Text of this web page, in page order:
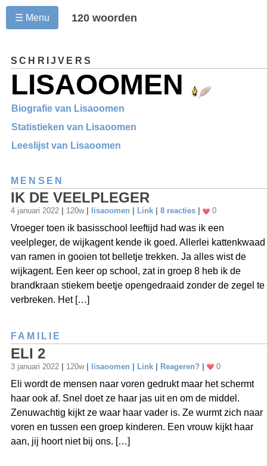
☰ Menu 120 woorden
SCHRIJVERS
LISAOOMEN
Biografie van Lisaoomen
Statistieken van Lisaoomen
Leeslijst van Lisaoomen
MENSEN
IK DE VEELPLEGER
4 januari 2022 120w lisaoomen Link 8 reacties 0
Vroeger toen ik basisschool leeftijd had was ik een
veelpleger, de wijkagent kende ik goed. Allerlei kattenkwaad
van ramen in gooien tot belletje trekken. Ja alles wist de
wijkagent. Een keer op school, zat in groep 8 heb ik de
brandkraan stiekem beetje opengedraaid zonder de zegel te
verbreken. Het […]
FAMILIE
ELI 2
3 januari 2022 | 120w | lisaoomen | Link | Reageren? | 0
Eli wordt de mensen naar voren gedrukt maar het schermt
haar ook af. Snel doet ze haar jas uit en om de middel.
Zenuwachtig kijkt ze waar haar vader is. Ze wurmt zich naar
voren en tussen een groep kinderen. Een vrouw kijkt haar
aan, jij hoort niet bij ons. […]